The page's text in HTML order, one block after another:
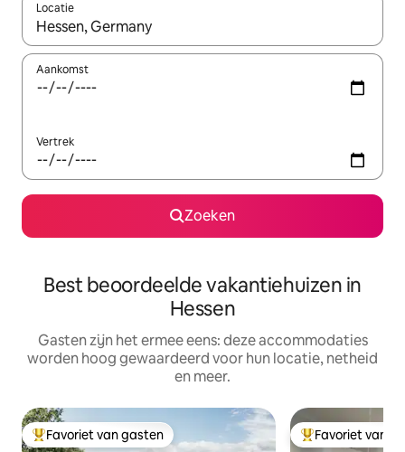
Locatie
Wanneer er suggesties beschikbaar zijn, maak je een keuze
Aankomst
Vertrek
Zoeken
Best beoordeelde vakantiehuizen in
Hessen
Gasten zijn het ermee eens: deze accommodaties
worden hoog gewaardeerd voor hun locatie, netheid
en meer.
Topfavoriet van gasten
Favoriet van gasten Topfavoriet van
Favoriet van